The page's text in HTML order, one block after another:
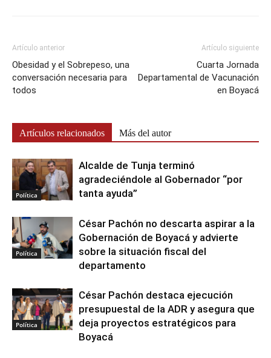
Artículo anterior
Obesidad y el Sobrepeso, una
conversación necesaria para
todos
Artículo siguiente
Cuarta Jornada
Departamental de Vacunación
en Boyacá
Artículos relacionados Más del autor
Política
Alcalde de Tunja terminó
agradeciéndole al Gobernador “por
tanta ayuda”
Política
César Pachón no descarta aspirar a la
Gobernación de Boyacá y advierte
sobre la situación fiscal del
departamento
Política
César Pachón destaca ejecución
presupuestal de la ADR y asegura que
deja proyectos estratégicos para
Boyacá